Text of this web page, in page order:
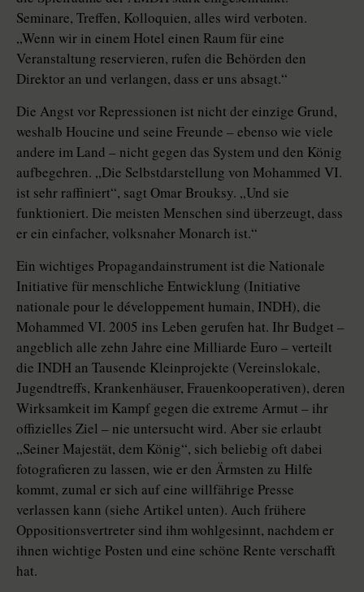
Seminare, Treffen, Kolloquien, alles wird verboten.
„Wenn wir in einem Hotel einen Raum für eine
Veranstaltung reservieren, rufen die Behörden den
Direktor an und verlangen, dass er uns absagt.“
Die Angst vor Repressionen ist nicht der einzige Grund,
weshalb Houcine und seine Freunde – ebenso wie viele
andere im Land – nicht gegen das System und den König
aufbegehren. „Die Selbstdarstellung von Mohammed VI.
ist sehr raffiniert“, sagt Omar Brouksy. „Und sie
funktioniert. Die meisten Menschen sind überzeugt, dass
er ein einfacher, volksnaher Monarch ist.“
Ein wichtiges Propagandainstrument ist die Nationale
Initiative für menschliche Entwicklung (Initiative
nationale pour le développement humain, INDH), die
Mohammed VI. 2005 ins Leben gerufen hat. Ihr Budget –
angeblich alle zehn Jahre eine Milliarde Euro – verteilt
die INDH an Tausende Kleinprojekte (Vereinslokale,
Jugendtreffs, Krankenhäuser, Frauenkooperativen), deren
Wirksamkeit im Kampf gegen die extreme Armut – ihr
offizielles Ziel – nie untersucht wird. Aber sie erlaubt
„Seiner Majestät, dem König“, sich beliebig oft dabei
fotografieren zu lassen, wie er den Ärmsten zu Hilfe
kommt, zumal er sich auf eine willfährige Presse
verlassen kann (siehe Artikel unten). Auch frühere
Oppositionsvertreter sind ihm wohlgesinnt, nachdem er
ihnen wichtige Posten und eine schöne Rente verschafft
hat.